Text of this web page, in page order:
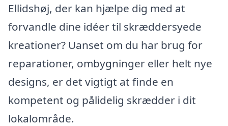
Ellidshøj, der kan hjælpe dig med at
forvandle dine idéer til skræddersyede
kreationer? Uanset om du har brug for
reparationer, ombygninger eller helt nye
designs, er det vigtigt at finde en
kompetent og pålidelig skrædder i dit
lokalområde.